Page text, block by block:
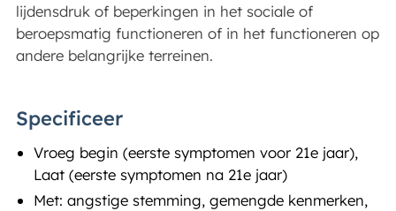
lijdensdruk of beperkingen in het sociale of
beroepsmatig functioneren of in het functioneren op
andere belangrijke terreinen.
Specificeer
Vroeg begin (eerste symptomen voor 21e jaar),
Laat (eerste symptomen na 21e jaar)
Met: angstige stemming, gemengde kenmerken,